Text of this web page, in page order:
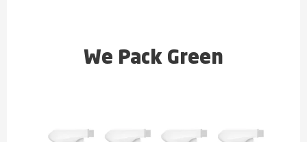
We Pack Green